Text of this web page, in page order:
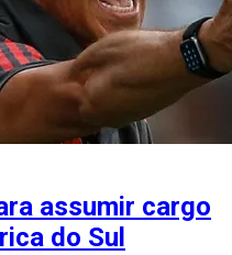
assumir cargo
do Sul